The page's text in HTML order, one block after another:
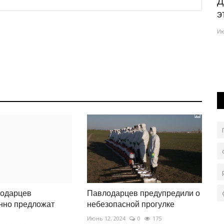
предложат
Павлодарцев предупредили о
небезопасной прогулке
Июнь 12, 2024 0 175
школьников выросло за пять...